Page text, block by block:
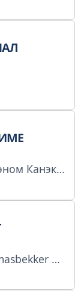
С обычным студентом Кэном Канэки случается беда, парень попадает в больницу. Но на этом неприятности не заканчиваются: ему пересаживают органы гулей – существ, поедающих плоть людей.